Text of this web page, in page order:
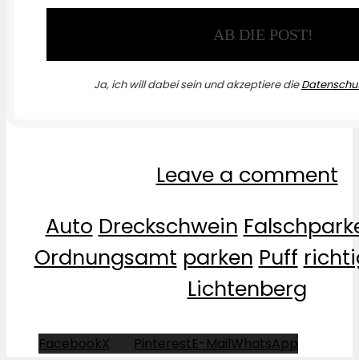
Ja, ich will dabei sein und akzeptiere die
Leave a comment
Auto Dreckschwein
Ordnungsamt parken Puff
Lichtenberg
FacebookX PinterestE-MailWhatsApp